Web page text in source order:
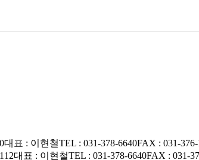
대표 : 이현철TEL : 031-378-6640FAX : 031-
대표 : 이현철TEL : 031-378-6640FAX : 031-